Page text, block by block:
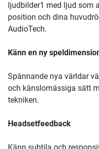
ljudbilder1 med ljud som
position och dina
AudioTech.
Känn en ny
Spännande nya världar
och känslomässiga sätt
tekniken.
Headsetfeedback